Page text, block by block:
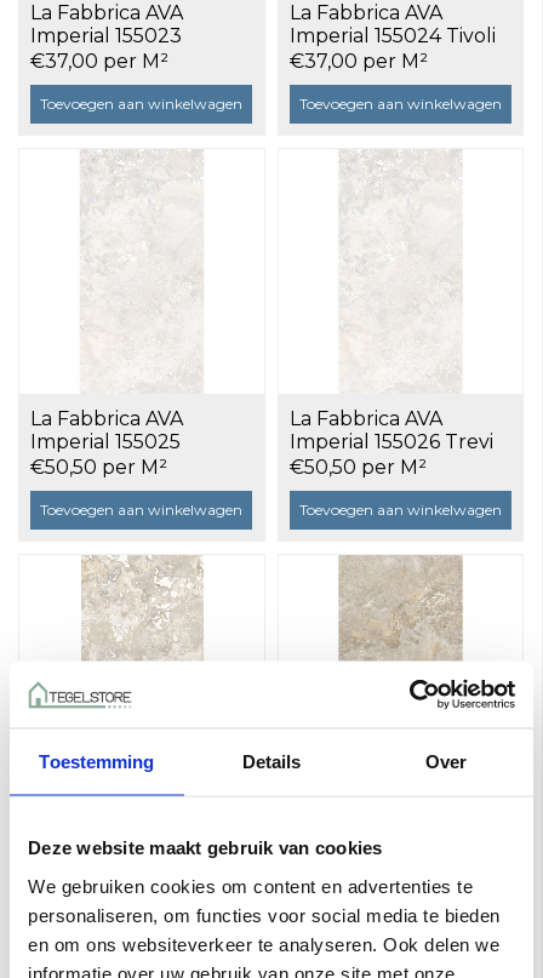
Toestemming Details Over
Deze website maakt gebruik van cookies
We gebruiken cookies om content en advertenties te
personaliseren, om functies voor social media te bieden
en om ons websiteverkeer te analyseren. Ook delen we
informatie over uw gebruik van onze site met onze
La Fabbrica AVA
Imperial 155023
Navona 30x60 a 1,08
m²
€37,00 per M²
Toevoegen aan winkelwagen
La Fabbrica AVA
Imperial 155024 Tivoli
30x60 a 1,08 m²
€37,00 per M²
Toevoegen aan winkelwagen
La Fabbrica AVA
Imperial 155025
Alabastrino 30x60
lappato a 1,08 m²
€50,50 per M²
Toevoegen aan winkelwagen
La Fabbrica AVA
Imperial 155026 Trevi
30x60 lappato a 1,08
m²
€50,50 per M²
Toevoegen aan winkelwagen
Imperial 155027
a 1,08 m²
Toevoegen aan winkelwagen
Imperial 155028 Tivoli
m²
Toevoegen aan winkelwagen